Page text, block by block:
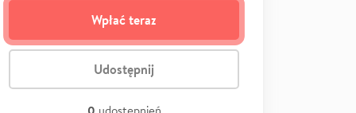
Wpłać teraz
Udostępnij